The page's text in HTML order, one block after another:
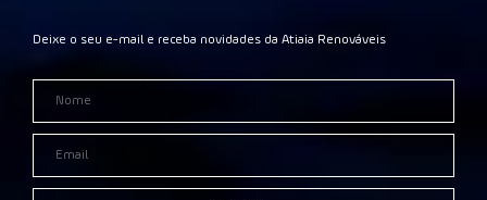
Deixe o seu e-mail e receba novidades da Atiaia Renováveis